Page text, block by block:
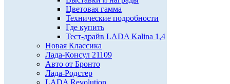
Цветовая гамма
Технические подробности
Где купить
Тест-драйв LADA Kalina 1,4
Новая Классика
Лада-Консул 21109
Авто от Бронто
Лада-Родстер
LADA Revolution